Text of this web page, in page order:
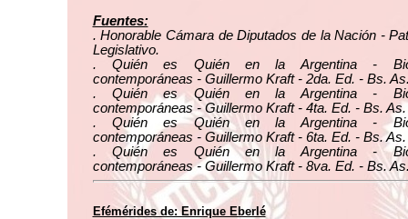
Fuentes:
. Honorable Cámara de Diputados de la Nación -
Legislativo.
. Quién es Quién en la Argentina -
contemporáneas - Guillermo Kraft - 2da. Ed. - Bs.
. Quién es Quién en la Argentina -
contemporáneas - Guillermo Kraft - 4ta. Ed. - Bs. As.
. Quién es Quién en la Argentina -
contemporáneas - Guillermo Kraft - 6ta. Ed. - Bs. As.
. Quién es Quién en la Argentina -
contemporáneas - Guillermo Kraft - 8va. Ed. - Bs.
Efémérides de: Enrique Eberlé